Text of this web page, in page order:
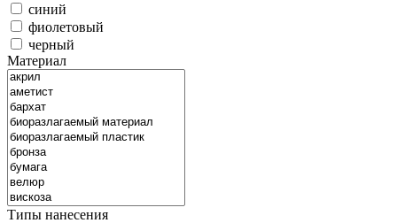
синий
фиолетовый
черный
Материал
Типы нанесения